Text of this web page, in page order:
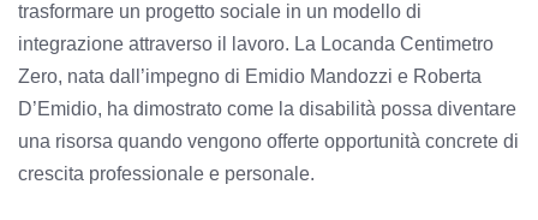
trasformare un progetto sociale in un modello di
integrazione attraverso il lavoro. La Locanda Centimetro
Zero, nata dall’impegno di Emidio Mandozzi e Roberta
D’Emidio, ha dimostrato come la disabilità possa diventare
una risorsa quando vengono offerte opportunità concrete di
crescita professionale e personale.